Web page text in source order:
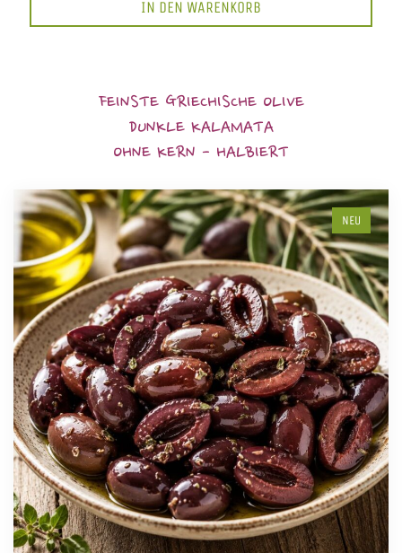
IN DEN WARENKORB
FEINSTE GRIECHISCHE OLIVE
DUNKLE KALAMATA
OHNE KERN - HALBIERT
NEU